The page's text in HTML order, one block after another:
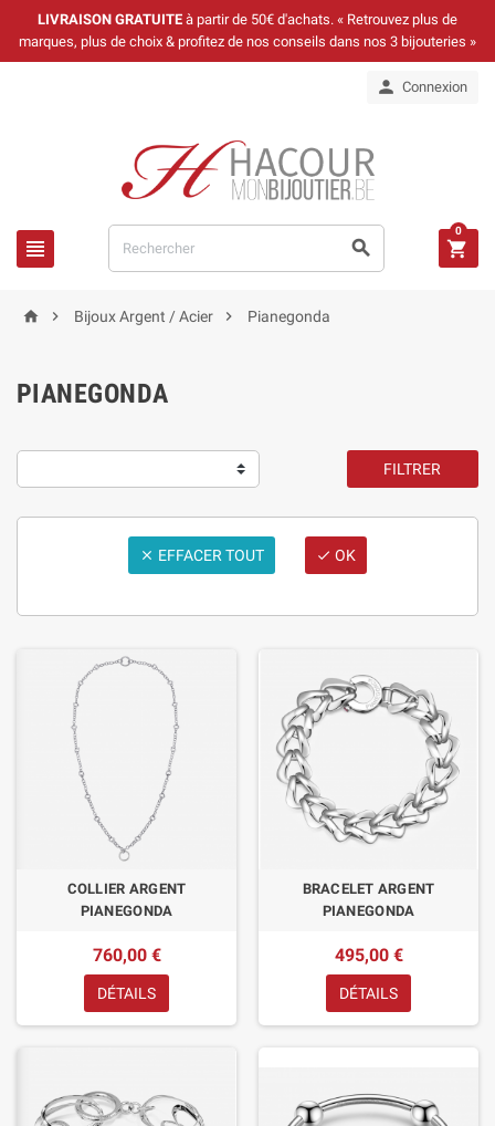
LIVRAISON GRATUITE à partir de 50€ d'achats. « Retrouvez plus de
marques, plus de choix & profitez de nos conseils dans nos 3 bijouteries »
 Connexion
  
0
  Bijoux Argent / Acier  Pianegonda
PIANEGONDA
FILTRER
 EFFACER TOUT  OK
COLLIER ARGENT
PIANEGONDA
760,00 €
DÉTAILS
BRACELET ARGENT
PIANEGONDA
495,00 €
DÉTAILS